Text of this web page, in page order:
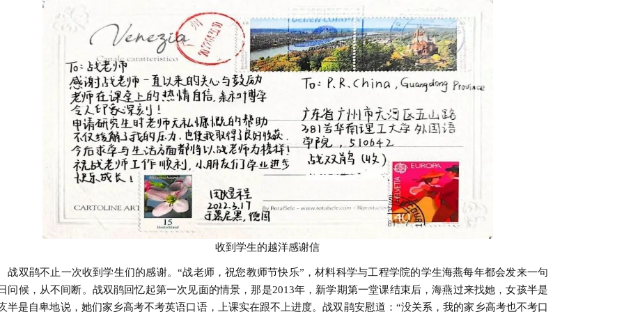
收到学生的越洋感谢信
双鹃不止一次收到学生们的感谢。“战老师，祝您教师节快乐”，材料科学与工程学院的学生海燕每年都会发来一句
问候，从不间断。战双鹃回忆起第一次见面的情景，那是2013年，新学期第一堂课结束后，海燕过来找她，女孩半是
半是自卑地说，她们家乡高考不考英语口语，上课实在跟不上进度。战双鹃安慰道：“没关系，我的家乡高考也不考口